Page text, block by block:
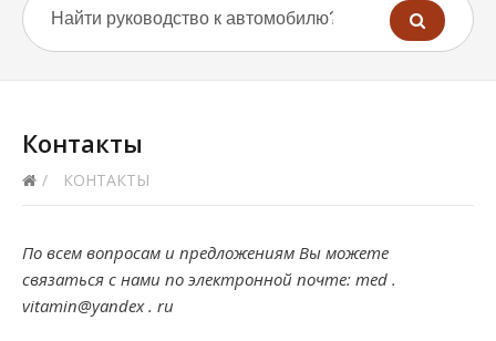
Контакты
/ КОНТАКТЫ
По всем вопросам и предложениям Вы можете
связаться с нами по электронной почте: med .
vitamin@yandex . ru